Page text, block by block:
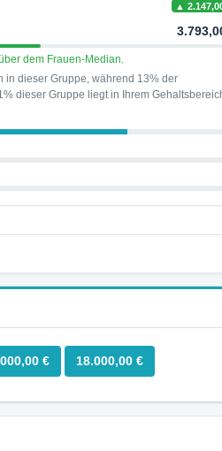
▲
dem Frauen-Median.
in dieser Gruppe, während 13% der
dieser Gruppe liegt in Ihrem
€ 18.000,00 €